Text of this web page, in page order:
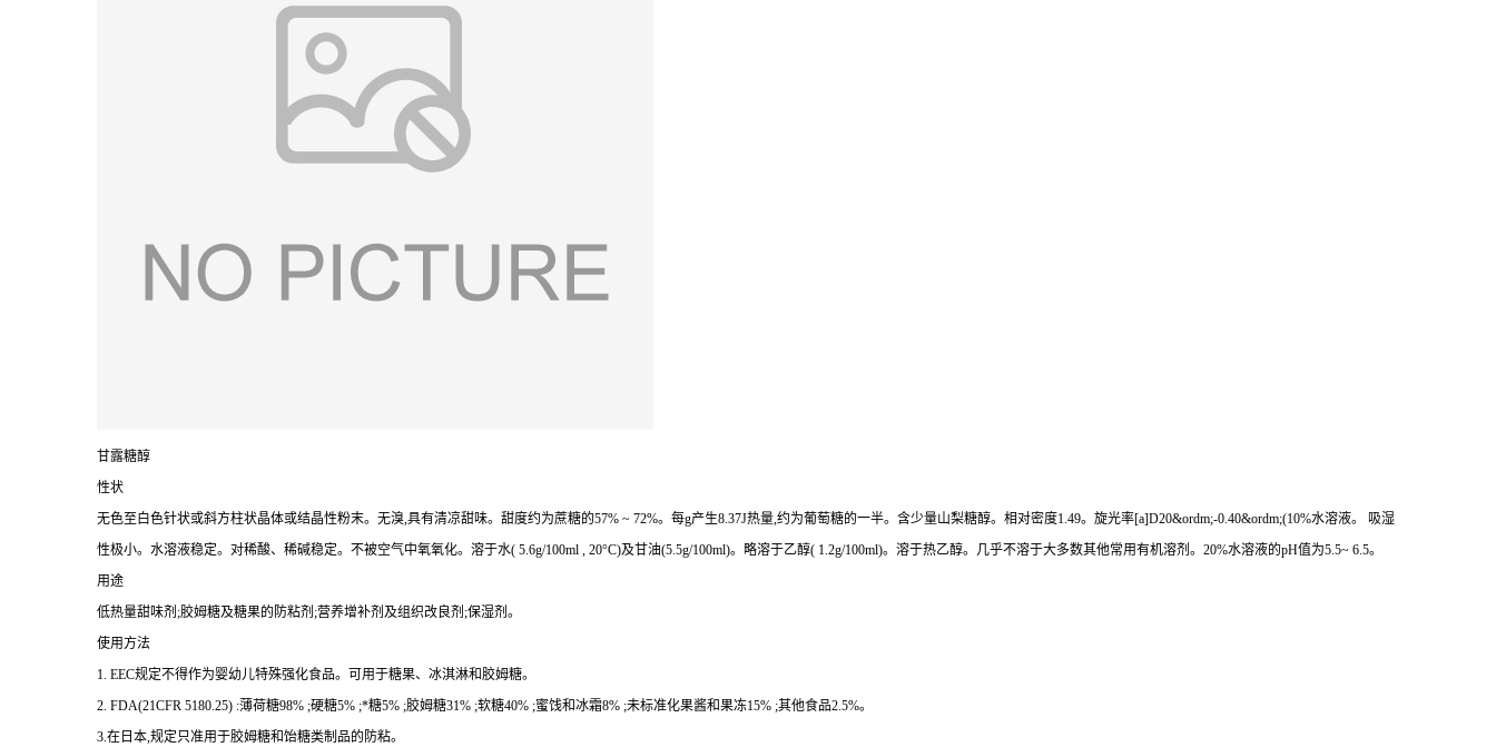
甘露糖醇
性状
无色至白色针状或斜方柱状晶体或结晶性粉末。无溴,具有清凉甜味。甜度约为蔗糖的57% ~ 72%。每g产生8.37J热量,约为葡萄糖的一半。含少量山梨糖醇。相对密度1.49。旋光率[a]D20&ordm;-0.40&ordm;(10%水溶液。 吸湿
性极小。水溶液稳定。对稀酸、稀碱稳定。不被空气中氧氧化。溶于水( 5.6g/100ml , 20°C)及甘油(5.5g/100ml)。略溶于乙醇( 1.2g/100ml)。溶于热乙醇。几乎不溶于大多数其他常用有机溶剂。20%水溶液的pH值为5.5~ 6.5。
用途
低热量甜味剂;胶姆糖及糖果的防粘剂;营养增补剂及组织改良剂;保湿剂。
使用方法
1. EEC规定不得作为婴幼儿特殊强化食品。可用于糖果、冰淇淋和胶姆糖。
2. FDA(21CFR 5180.25) :薄荷糖98% ;硬糖5% ;*糖5% ;胶姆糖31% ;软糖40% ;蜜饯和冰霜8% ;未标准化果酱和果冻15% ;其他食品2.5%。
3.在日本,规定只准用于胶姆糖和饴糖类制品的防粘。